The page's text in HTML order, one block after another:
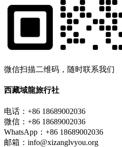
微信扫描二维码，随时联系我们
西藏域龍旅行社
电话：+86 18689002036
微信：+86 18689002036
WhatsApp：+86 18689002036
邮箱：info@xizanglvyou.org